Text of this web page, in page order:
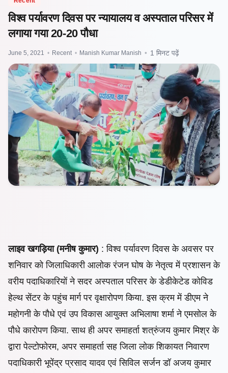
विश्व पर्यावरण दिवस पर न्यायालय व अस्पताल परिसर में
लगाया गया 20-20 पौधा
June 5, 2021 • Recent • Manish Kumar Manish • 1 मिनट पढ़ें
लाइव खगड़िया (मनीष कुमार) : विश्व पर्यावरण दिवस के अवसर पर
शनिवार को जिलाधिकारी आलोक रंजन घोष के नेतृत्व में प्रशासन के
वरीय पदाधिकारियों ने सदर अस्पताल परिसर के डेडीकेटेड कोविड
हेल्थ सेंटर के पहुंच मार्ग पर वृक्षारोपण किया. इस क्रम में डीएम ने
महोगनी के पौधे एवं उप विकास आयुक्त अभिलाषा शर्मा ने एमसोल के
पौधे कारोपण किया. साथ ही अपर समाहर्ता शत्रुंजय कुमार मिश्र के
द्वारा पेल्टोफोरम, अपर समाहर्ता सह जिला लोक शिकायत निवारण
पदाधिकारी भूपेंद्र प्रसाद यादव एवं सिविल सर्जन डॉ अजय कुमार